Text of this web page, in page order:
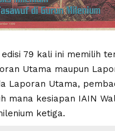
79 kali ini memilih
Utama maupun
Laporan Utama,
mana kesiapan IAIN
ketiga.